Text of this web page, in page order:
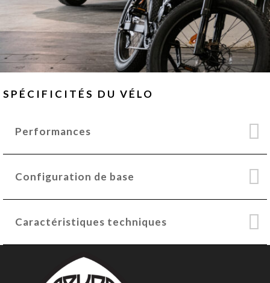
SPÉCIFICITÉS DU VÉLO
Performances
Configuration de base
Caractéristiques techniques